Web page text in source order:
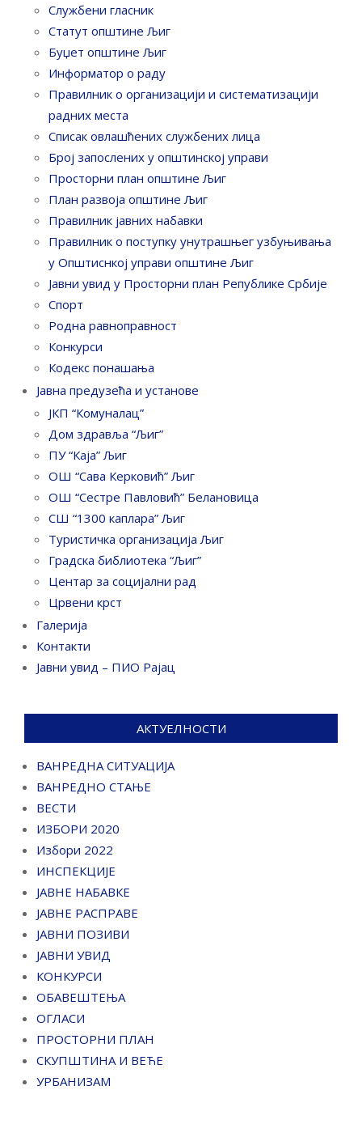
Службени гласник
Статут општине Љиг
Буџет општине Љиг
Информатор о раду
Правилник o организацији и систематизацији
радних места
Списак овлашћених службених лица
Број запослених у oпштинској управи
Просторни план општине Љиг
План развоја општине Љиг
Правилник јавних набавки
Правилник о поступку унутрашњег узбуњивања
у Општиснкој управи општине Љиг
Јавни увид у Просторни план Републике Србије
Спорт
Родна равноправност
Конкурси
Кодекс понашања
Јавна предузећа и установе
ЈКП “Комуналац”
Дом здравља “Љиг”
ПУ “Каја” Љиг
ОШ “Сава Керковић” Љиг
ОШ “Сестре Павловић” Белановица
СШ “1300 каплара” Љиг
Туристичка организација Љиг
Градска библиотека “Љиг”
Центар за социјални рад
Црвени крст
Галерија
Контакти
Јавни увид – ПИО Рајац
АКТУЕЛНОСТИ
ВАНРЕДНА СИТУАЦИЈА
ВАНРЕДНО СТАЊЕ
ВЕСТИ
ИЗБОРИ 2020
Избори 2022
ИНСПЕКЦИЈЕ
ЈАВНЕ НАБАВКЕ
ЈАВНЕ РАСПРАВЕ
ЈАВНИ ПОЗИВИ
ЈАВНИ УВИД
КОНКУРСИ
ОБАВЕШТЕЊА
ОГЛАСИ
ПРОСТОРНИ ПЛАН
СКУПШТИНА И ВЕЋЕ
УРБАНИЗАМ